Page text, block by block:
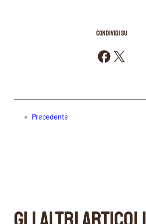
CONDIVIDI SU
Condividi su Facebook
Condividi su X
« Precedente